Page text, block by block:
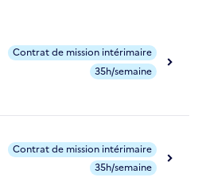
Contrat de mission intérimaire
35h/semaine
Contrat de mission intérimaire
35h/semaine